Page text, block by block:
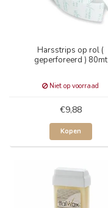
Harsstrips op rol (
geperforeerd ) 80mt
Niet op voorraad
€9,88
Kopen